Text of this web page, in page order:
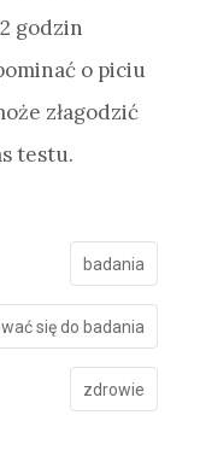
godzin
o piciu
złagodzić
testu.
badania
się do badania
zdrowie